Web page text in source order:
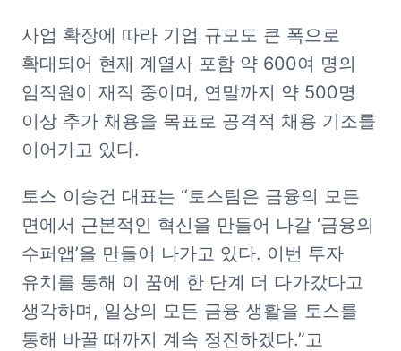
사업 확장에 따라 기업 규모도 큰 폭으로
확대되어 현재 계열사 포함 약 600여 명의
임직원이 재직 중이며, 연말까지 약 500명
이상 추가 채용을 목표로 공격적 채용 기조를
이어가고 있다.
토스 이승건 대표는 “토스팀은 금융의 모든
면에서 근본적인 혁신을 만들어 나갈 ‘금융의
수퍼앱’을 만들어 나가고 있다. 이번 투자
유치를 통해 이 꿈에 한 단계 더 다가갔다고
생각하며, 일상의 모든 금융 생활을 토스를
통해 바꿀 때까지 계속 정진하겠다.”고